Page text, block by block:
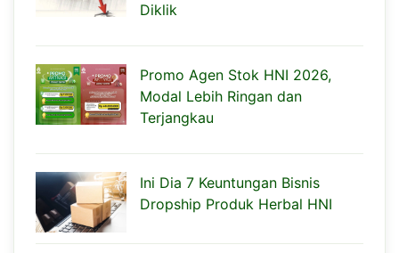
Diklik
Promo Agen Stok HNI 2026,
Modal Lebih Ringan dan
Terjangkau
Ini Dia 7 Keuntungan Bisnis
Dropship Produk Herbal HNI